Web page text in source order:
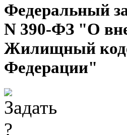
Федеральный
N 390-ФЗ "О
Жилищный
Федерации"